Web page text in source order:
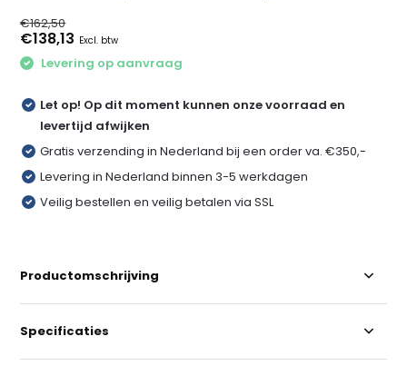
€162,50
€138,13 Excl. btw
Levering op aanvraag
Let op! Op dit moment kunnen onze voorraad en
levertijd afwijken
Gratis verzending in Nederland bij een order va. €350,-
Levering in Nederland binnen 3-5 werkdagen
Veilig bestellen en veilig betalen via SSL
Productomschrijving
Specificaties